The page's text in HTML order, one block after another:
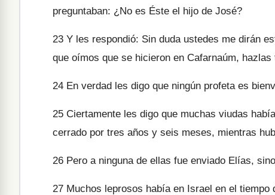
preguntaban: ¿No es Éste el hijo de José?
23 Y les respondió: Sin duda ustedes me dirán
que oímos que se hicieron en Cafarnaúm,
24 En verdad les digo que ningún profeta es
25 Ciertamente les digo que muchas viudas
cerrado por tres años y seis meses, mientras
26 Pero a ninguna de ellas fue enviado Elías,
27 Muchos leprosos había en Israel en el